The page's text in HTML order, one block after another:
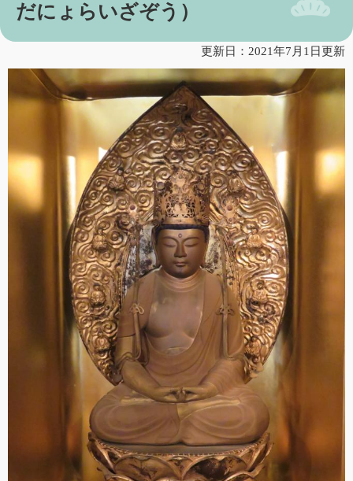
だにょらいざぞう）
更新日：2021年7月1日更新